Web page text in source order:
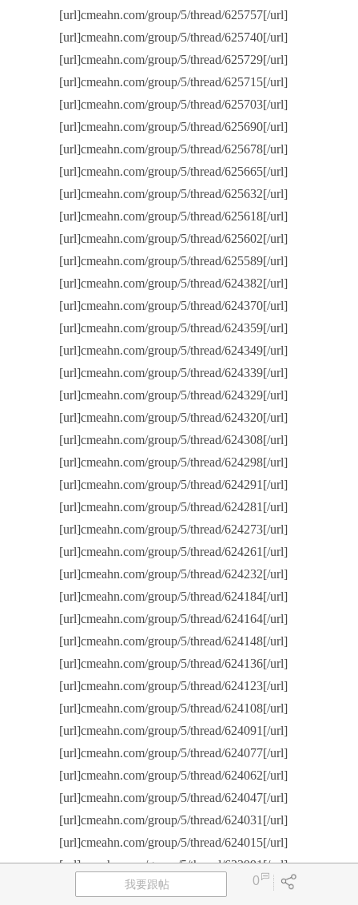
[url]cmeahn.com/group/5/thread/625757[/url]
[url]cmeahn.com/group/5/thread/625740[/url]
[url]cmeahn.com/group/5/thread/625729[/url]
[url]cmeahn.com/group/5/thread/625715[/url]
[url]cmeahn.com/group/5/thread/625703[/url]
[url]cmeahn.com/group/5/thread/625690[/url]
[url]cmeahn.com/group/5/thread/625678[/url]
[url]cmeahn.com/group/5/thread/625665[/url]
[url]cmeahn.com/group/5/thread/625632[/url]
[url]cmeahn.com/group/5/thread/625618[/url]
[url]cmeahn.com/group/5/thread/625602[/url]
[url]cmeahn.com/group/5/thread/625589[/url]
[url]cmeahn.com/group/5/thread/624382[/url]
[url]cmeahn.com/group/5/thread/624370[/url]
[url]cmeahn.com/group/5/thread/624359[/url]
[url]cmeahn.com/group/5/thread/624349[/url]
[url]cmeahn.com/group/5/thread/624339[/url]
[url]cmeahn.com/group/5/thread/624329[/url]
[url]cmeahn.com/group/5/thread/624320[/url]
[url]cmeahn.com/group/5/thread/624308[/url]
[url]cmeahn.com/group/5/thread/624298[/url]
[url]cmeahn.com/group/5/thread/624291[/url]
[url]cmeahn.com/group/5/thread/624281[/url]
[url]cmeahn.com/group/5/thread/624273[/url]
[url]cmeahn.com/group/5/thread/624261[/url]
[url]cmeahn.com/group/5/thread/624232[/url]
[url]cmeahn.com/group/5/thread/624184[/url]
[url]cmeahn.com/group/5/thread/624164[/url]
[url]cmeahn.com/group/5/thread/624148[/url]
[url]cmeahn.com/group/5/thread/624136[/url]
[url]cmeahn.com/group/5/thread/624123[/url]
[url]cmeahn.com/group/5/thread/624108[/url]
[url]cmeahn.com/group/5/thread/624091[/url]
[url]cmeahn.com/group/5/thread/624077[/url]
[url]cmeahn.com/group/5/thread/624062[/url]
[url]cmeahn.com/group/5/thread/624047[/url]
[url]cmeahn.com/group/5/thread/624031[/url]
[url]cmeahn.com/group/5/thread/624015[/url]
[url]cmeahn.com/group/5/thread/623991[/url]
[url]cmeahn.com/group/5/thread/623971[/url]
我要跟帖 0